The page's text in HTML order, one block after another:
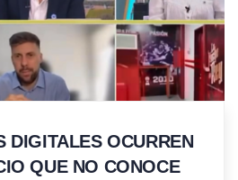
DIGITALES OCURREN
QUE NO CONOCE